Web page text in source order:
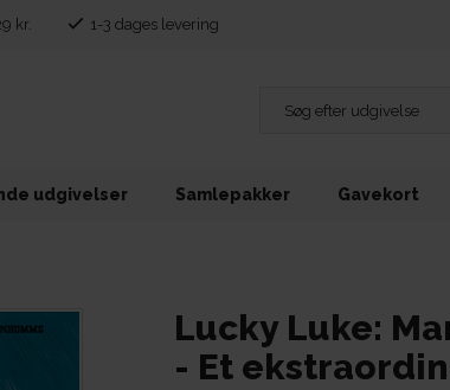
kr. 1-3 dages levering
udgivelser Samlepakker Gavekort
Lucky Luke:
- Et